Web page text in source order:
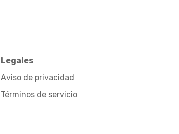
Legales
Aviso de privacidad
Términos de servicio